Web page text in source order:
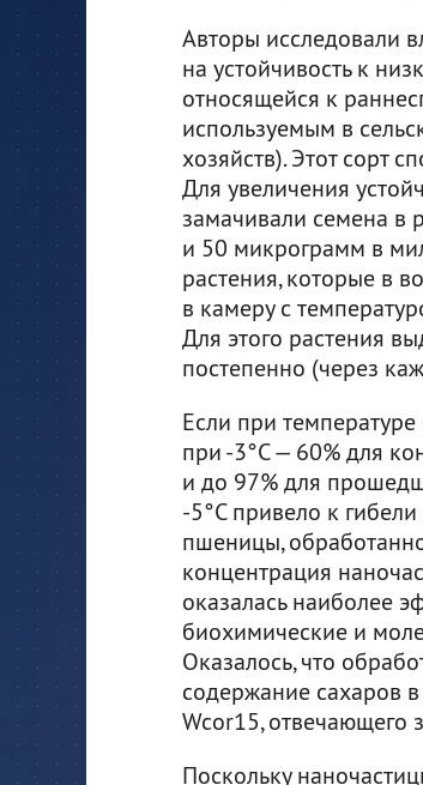
Авторы исследовали
на устойчивость к
относящейся к
используемым в
хозяйств). Этот сорт
Для увеличения
замачивали семена в
и 50 микрограмм в
растения, которые в
в камеру с
Для этого растения
постепенно (через
Если при температуре
при -3°С — 60% для
и до 97% для
-5°С привело к
пшеницы,
концентрация
оказалась наиболее
биохимические и
Оказалось, что
содержание сахаров в
Wcor15, отвечающего
Поскольку